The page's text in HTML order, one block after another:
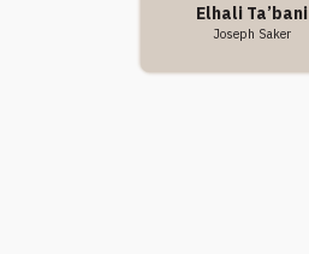
Elhali Ta’bani
Joseph Saker